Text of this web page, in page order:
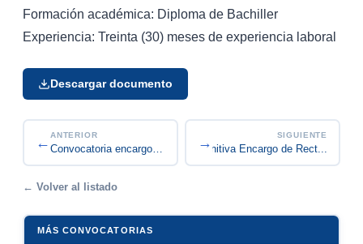
Formación académica: Diploma de Bachiller
Experiencia: Treinta (30) meses de experiencia laboral
Descargar documento
← ANTERIOR
Convocatoria encargo 2026-07 Técnico Operativo C...
SIGUIENTE
Convocatoria Vacante definitiva Encargo de Rect...
→
← Volver al listado
MÁS CONVOCATORIAS